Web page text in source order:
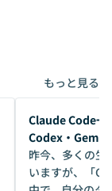
もっと見る
開催前
Claude Code一
Codex・
昨今、多くの生
いますが、「